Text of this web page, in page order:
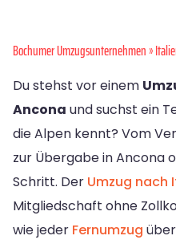
Bochumer Umzugsunternehmen»
Du stehst vor einem
Ancona und suchst ein
die Alpen kennt? Vom
zur Übergabe in Ancona
Schritt. Der Umzug nach
Mitgliedschaft ohne
wie jeder Fernumzug